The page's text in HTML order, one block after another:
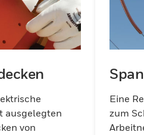
ausgelegten
von
Eine
zum